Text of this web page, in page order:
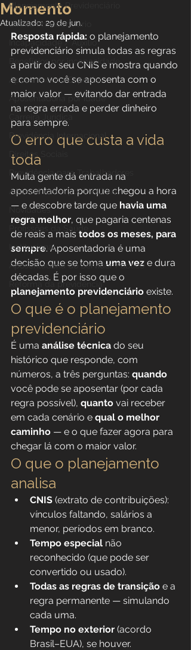
Planejamento Previdenciário
Direito Previdenciário
Incapacidade / Auxílio
Benefícios por incapacidade
Aposentadoria Especial
Aposentadoria por idade
Carreira Jurídica
Previdência Internacional
Direitos Sociais
Previdência para Trabalhadores
Aposentadoria por Invalidez
Novidades
Profissões da Saúde
Institucional
Aposentadoria do Servidor Público
Reforma da previdência
Momento
Atualizado: 29 de jun.
Resposta rápida: o planejamento
previdenciário simula todas as regras
a partir do seu CNIS e mostra quando
e como você se aposenta com o
maior valor — evitando dar entrada
na regra errada e perder dinheiro
para sempre.
O erro que custa a vida
toda
Muita gente dá entrada na
aposentadoria porque chegou a hora
— e descobre tarde que havia uma
regra melhor, que pagaria centenas
de reais a mais todos os meses, para
sempre. Aposentadoria é uma
decisão que se toma uma vez e dura
décadas. É por isso que o
planejamento previdenciário existe.
O que é o planejamento
previdenciário
É uma análise técnica do seu
histórico que responde, com
números, a três perguntas: quando
você pode se aposentar (por cada
regra possível), quanto vai receber
em cada cenário e qual o melhor
caminho — e o que fazer agora para
chegar lá com o maior valor.
O que o planejamento
analisa
CNIS (extrato de contribuições):
vínculos faltando, salários a
menor, períodos em branco.
Tempo especial não
reconhecido (que pode ser
convertido ou usado).
Todas as regras de transição e a
regra permanente — simulando
cada uma.
Tempo no exterior (acordo
Brasil–EUA), se houver.